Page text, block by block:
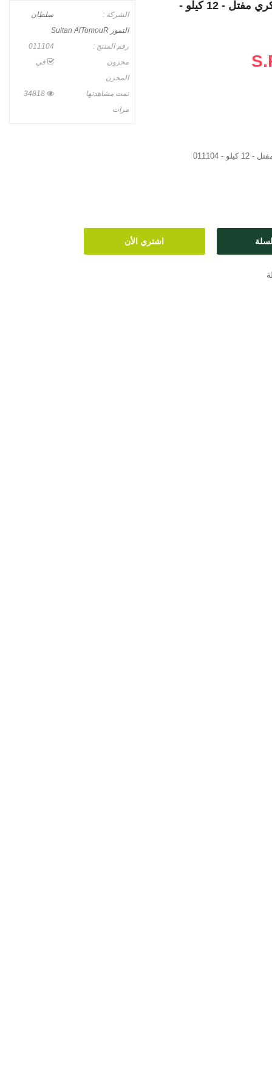
كرتون تمور سكري مفتل - 12 كيلو -
الشركة :
سلطان
التمور Sultan AlTomouR
رقم المنتج :
مخزون
في
المخزن
تمت مشاهدتها
34818
مرات
- 011104